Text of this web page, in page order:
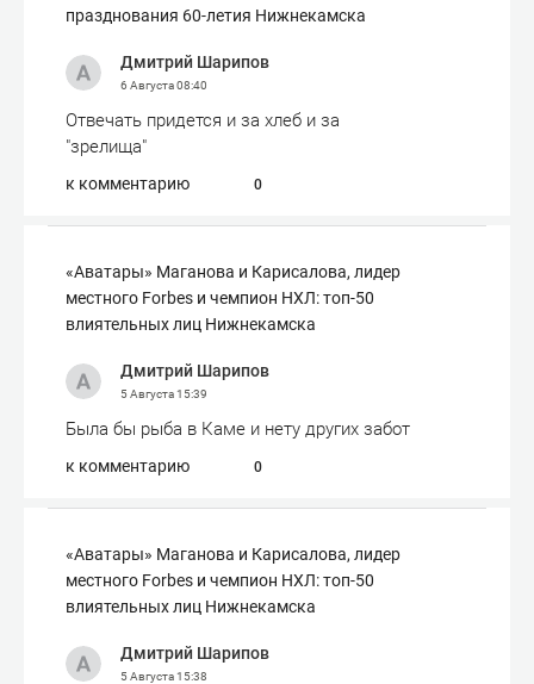
празднования 60-летия Нижнекамска
Дмитрий Шарипов
6 Августа08:40
Отвечать придется и за хлеб и за
"зрелища"
к комментарию 0
«Аватары» Маганова и Карисалова, лидер
местного Forbes и чемпион НХЛ: топ-50
влиятельных лиц Нижнекамска
Дмитрий Шарипов
5 Августа15:39
Была бы рыба в Каме и нету других забот
к комментарию 0
«Аватары» Маганова и Карисалова, лидер
местного Forbes и чемпион НХЛ: топ-50
влиятельных лиц Нижнекамска
Дмитрий Шарипов
5 Августа15:38